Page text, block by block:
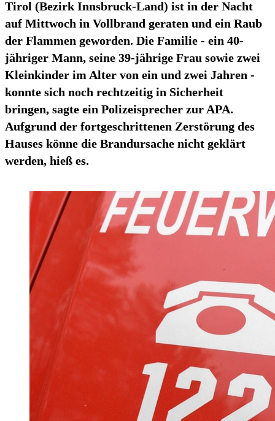
Tirol (Bezirk Innsbruck-Land) ist in der Nacht
auf Mittwoch in Vollbrand geraten und ein Raub
der Flammen geworden. Die Familie - ein 40-
jähriger Mann, seine 39-jährige Frau sowie zwei
Kleinkinder im Alter von ein und zwei Jahren -
konnte sich noch rechtzeitig in Sicherheit
bringen, sagte ein Polizeisprecher zur APA.
Aufgrund der fortgeschrittenen Zerstörung des
Hauses könne die Brandursache nicht geklärt
werden, hieß es.